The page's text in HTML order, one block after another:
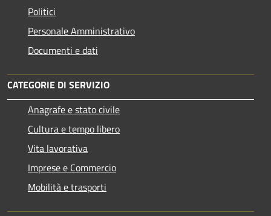
Politici
Personale Amministrativo
Documenti e dati
CATEGORIE DI SERVIZIO
Anagrafe e stato civile
Cultura e tempo libero
Vita lavorativa
Imprese e Commercio
Mobilità e trasporti